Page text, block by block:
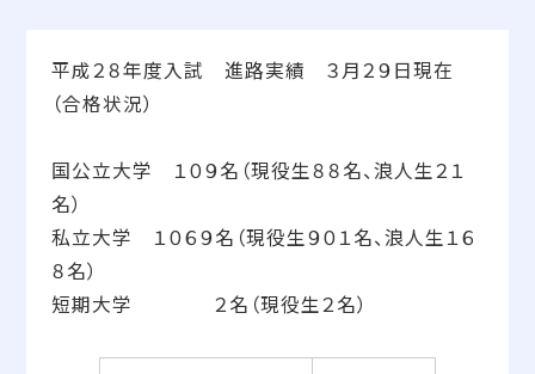
平成２８年度入試 進路実績 ３月２９日現在
（合格状況）
国公立大学 １０９名（現役生８８名、浪人生２１
名）
私立大学 １０６９名（現役生９０１名、浪人生１６
８名）
短期大学 ２名（現役生２名）